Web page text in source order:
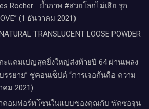
Rocher​ ย้ำภาพ #สวยโลกไม่เสีย รุก
(1 ธันวาคม 2021)
TRANSLUCENT LOOSE POWDER
ะแคมเปญสุดยิ่งใหญ่ส่งท้ายปี 64 ผ่านเพลง
รรยาย” ชูคอนเซ็ปต์ “การเจอกันคือ ความ
คม 2021)
คอมฟอร์ทโซนในแบบของคุณกับ พัคซอจุน